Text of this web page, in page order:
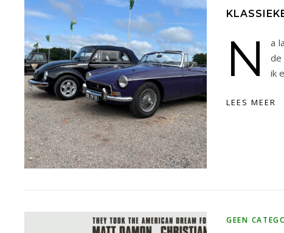
N
a
de
ik
LEES MEER
GEEN